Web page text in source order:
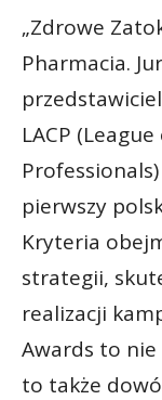
„Zdrowe
Pharmacia.
LACP
pierwszy
Kryteria
strategii,
realizacji
Awards to
to także